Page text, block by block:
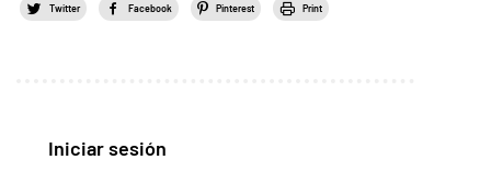
Twitter Facebook Pinterest Print
Iniciar sesión